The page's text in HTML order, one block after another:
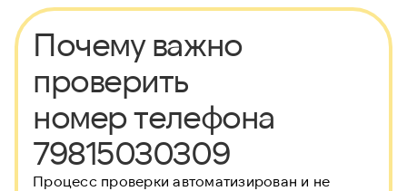
Почему важно
проверить
номер телефона
79815030309
Процесс проверки автоматизирован и не